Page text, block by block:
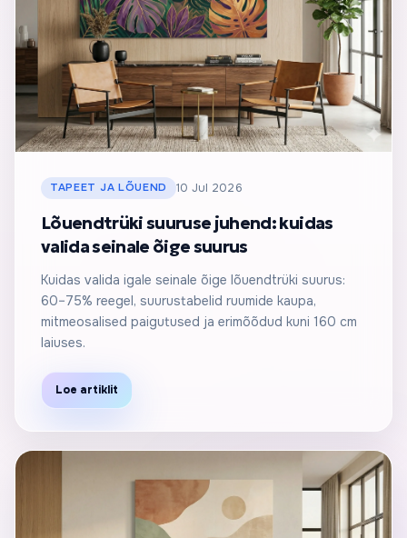
TAPEET JA LÕUEND 10 Jul 2026
Lõuendtrüki suuruse juhend: kuidas
valida seinale õige suurus
Kuidas valida igale seinale õige lõuendtrüki suurus:
60–75% reegel, suurustabelid ruumide kaupa,
mitmeosalised paigutused ja erimõõdud kuni 160 cm
laiuses.
Loe artiklit